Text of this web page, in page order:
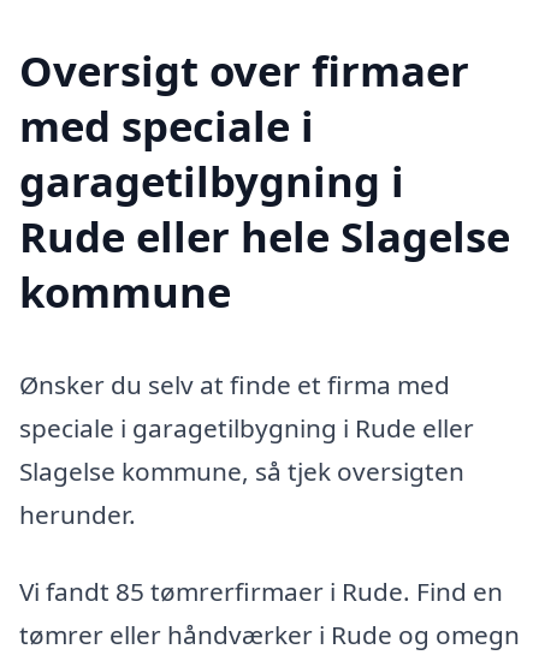
Oversigt over firmaer
med speciale i
garagetilbygning i
Rude eller hele Slagelse
kommune
Ønsker du selv at finde et firma med
speciale i garagetilbygning i Rude eller
Slagelse kommune, så tjek oversigten
herunder.
Vi fandt 85 tømrerfirmaer i Rude. Find en
tømrer eller håndværker i Rude og omegn